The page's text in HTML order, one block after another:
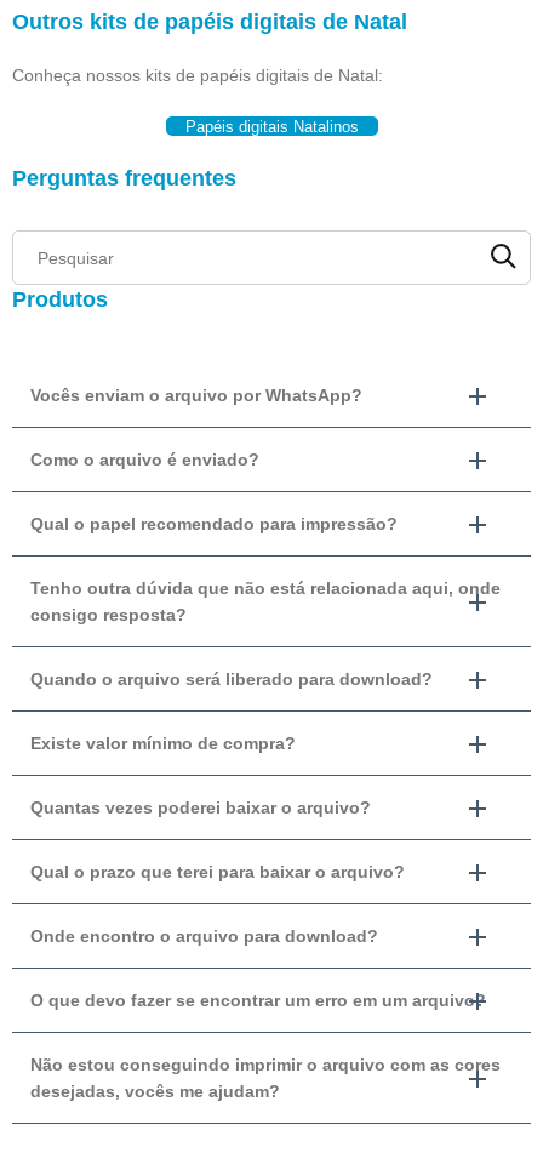
Outros kits de papéis digitais de Natal
Conheça nossos kits de papéis digitais de Natal:
Papéis digitais Natalinos
Perguntas frequentes
Produtos
Vocês enviam o arquivo por WhatsApp?
Como o arquivo é enviado?
Qual o papel recomendado para impressão?
Tenho outra dúvida que não está relacionada aqui, onde
consigo resposta?
Quando o arquivo será liberado para download?
Existe valor mínimo de compra?
Quantas vezes poderei baixar o arquivo?
Qual o prazo que terei para baixar o arquivo?
Onde encontro o arquivo para download?
O que devo fazer se encontrar um erro em um arquivo?
Não estou conseguindo imprimir o arquivo com as cores
desejadas, vocês me ajudam?